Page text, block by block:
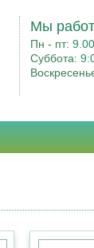
Мы
Пн - пт:
Суббота: